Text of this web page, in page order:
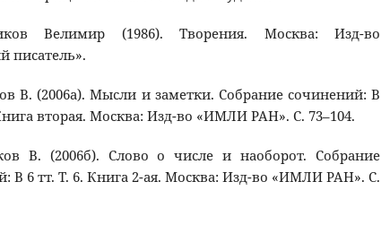
Велимир (1986). Творения. Москва: Изд-во
писатель».
В. (2006а). Мысли и заметки. Собрание сочинений: В
вторая. Москва: Изд-во «ИМЛИ РАН». C. 73–104.
В. (2006б). Слово о числе и наоборот. Собрание
В 6 тт. Т. 6. Книга 2-ая. Москва: Изд-во «ИМЛИ РАН». C.